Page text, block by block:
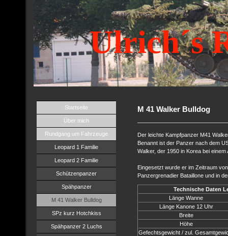
Ulrich´s
Startseite
Über mich
Rundgang um Fahrzeuge
Leopard 1 Familie
Leopard 2 Familie
Schützenpanzer
Spähpanzer
M 41 Walker Bulldog
SPz kurz Hotchkiss
Spähpanzer 2 Luchs
M 41 Walker Bulldog
Der leichte Kampfpanzer M41
Benannt ist der Panzer nach dem
Walker, der 1950 in Korea bei
Eingesetzt wurde er im Zeitraum
Panzergrenadier Bataillone und in
Technische Daten
Länge Wanne
Länge Kanone 12 Uhr
Breite
Höhe
Gefechtsgewicht / zul.